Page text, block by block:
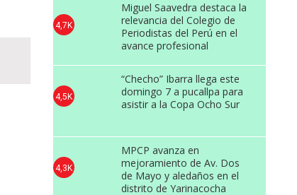
Miguel Saavedra destaca la
relevancia del Colegio de
Periodistas del Perú en el
avance profesional
4,7K
“Checho” Ibarra llega este
domingo 7 a pucallpa para
asistir a la Copa Ocho Sur
4,5K
MPCP avanza en
mejoramiento de Av. Dos
de Mayo y aledaños en el
distrito de Yarinacocha
4,3K